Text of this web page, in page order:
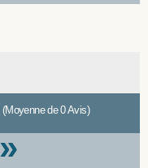
(Moyenne de 0 Avis)
»